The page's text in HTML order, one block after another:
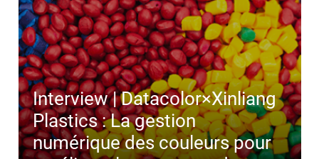
Interview | Datacolor×Xinliang
Plastics : La gestion
numérique des couleurs pour